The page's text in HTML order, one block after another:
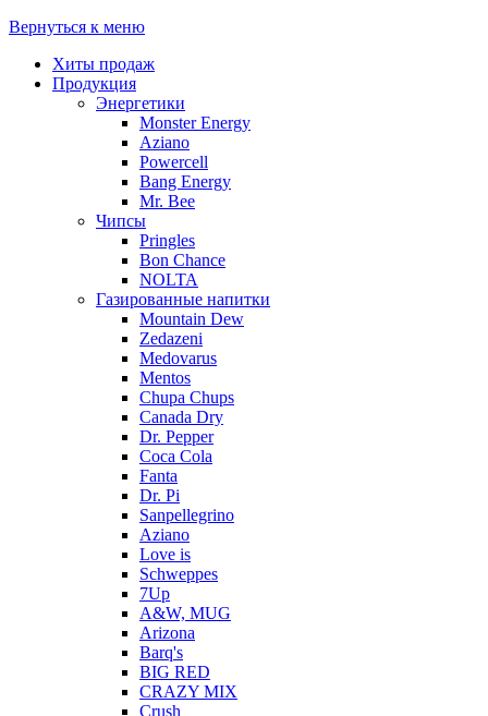
Вернуться к меню
Хиты продаж
Продукция
Энергетики
Monster Energy
Aziano
Powercell
Bang Energy
Mr. Bee
Чипсы
Pringles
Bon Chance
NOLTA
Газированные напитки
Mountain Dew
Zedazeni
Medovarus
Mentos
Chupa Chups
Canada Dry
Dr. Pepper
Coca Cola
Fanta
Dr. Pi
Sanpellegrino
Aziano
Love is
Schweppes
7Up
A&W, MUG
Arizona
Barq's
BIG RED
CRAZY MIX
Crush